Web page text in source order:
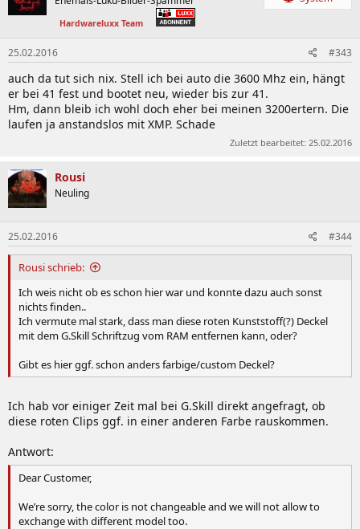
Hardwareluxx Team
25.02.2016 #343
auch da tut sich nix. Stell ich bei auto die 3600 Mhz ein, hängt
er bei 41 fest und bootet neu, wieder bis zur 41.
Hm, dann bleib ich wohl doch eher bei meinen 3200ertern. Die
laufen ja anstandslos mit XMP. Schade
Zuletzt bearbeitet: 25.02.2016
Rousi
Neuling
25.02.2016 #344
Rousi schrieb:
Ich weis nicht ob es schon hier war und konnte dazu auch sonst
nichts finden..
Ich vermute mal stark, dass man diese roten Kunststoff(?) Deckel
mit dem G.Skill Schriftzug vom RAM entfernen kann, oder?
Gibt es hier ggf. schon anders farbige/custom Deckel?
Ich hab vor einiger Zeit mal bei G.Skill direkt angefragt, ob
diese roten Clips ggf. in einer anderen Farbe rauskommen.
Antwort:
Dear Customer,
We’re sorry, the color is not changeable and we will not allow to
exchange with different model too.